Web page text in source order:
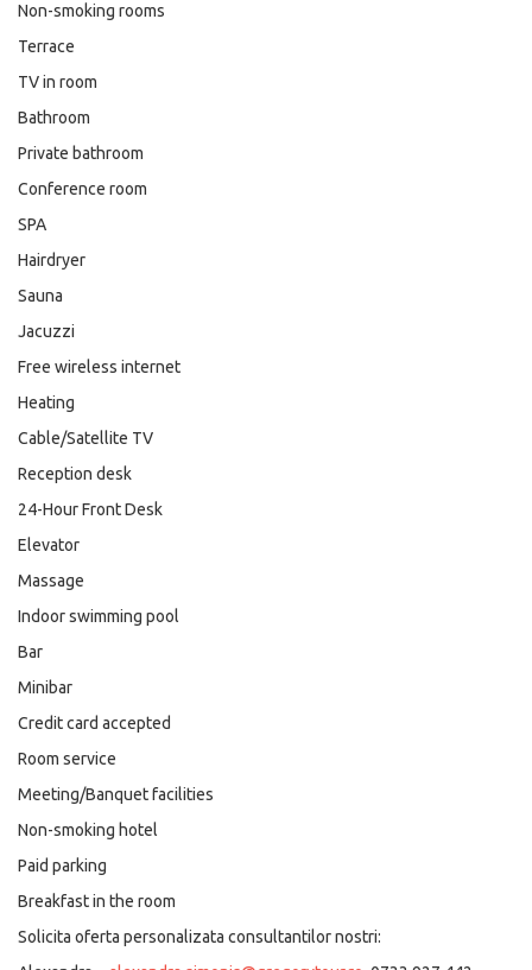
Non-smoking rooms
Terrace
TV in room
Bathroom
Private bathroom
Conference room
SPA
Hairdryer
Sauna
Jacuzzi
Free wireless internet
Heating
Cable/Satellite TV
Reception desk
24-Hour Front Desk
Elevator
Massage
Indoor swimming pool
Bar
Minibar
Credit card accepted
Room service
Meeting/Banquet facilities
Non-smoking hotel
Paid parking
Breakfast in the room
Solicita oferta personalizata consultantilor nostri: